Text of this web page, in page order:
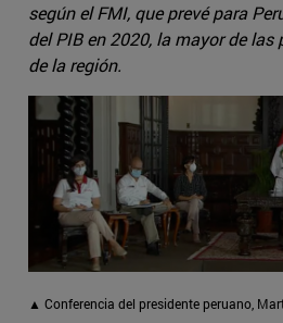
según el FMI, que prevé para
del PIB en 2020, la mayor de
de la región.
▲ Conferencia del presidente peruano,